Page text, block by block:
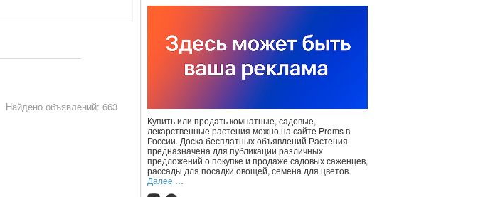
Найдено объявлений: 663
Купить или продать комнатные, садовые,
лекарственные растения можно на сайте Proms в
России. Доска бесплатных объявлений Растения
предназначена для публикации различных
предложений о покупке и продаже садовых саженцев,
рассады для посадки овощей, семена для цветов.
Далее …